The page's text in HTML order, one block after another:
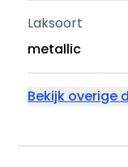
Laksoort
metallic
Bekijk overige